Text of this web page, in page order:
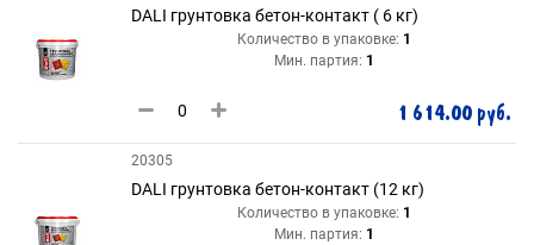
DALI грунтовка бетон-контакт ( 6 кг)
Количество в упаковке: 1
Мин. партия: 1
1 614.00 руб.
20305
DALI грунтовка бетон-контакт (12 кг)
Количество в упаковке: 1
Мин. партия: 1